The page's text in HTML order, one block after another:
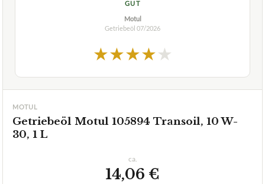
GUT
Motul
Getriebeöl 07/2026
★★★★★
MOTUL
Getriebeöl Motul 105894 Transoil, 10 W-
30, 1 L
ca.
14,06 €